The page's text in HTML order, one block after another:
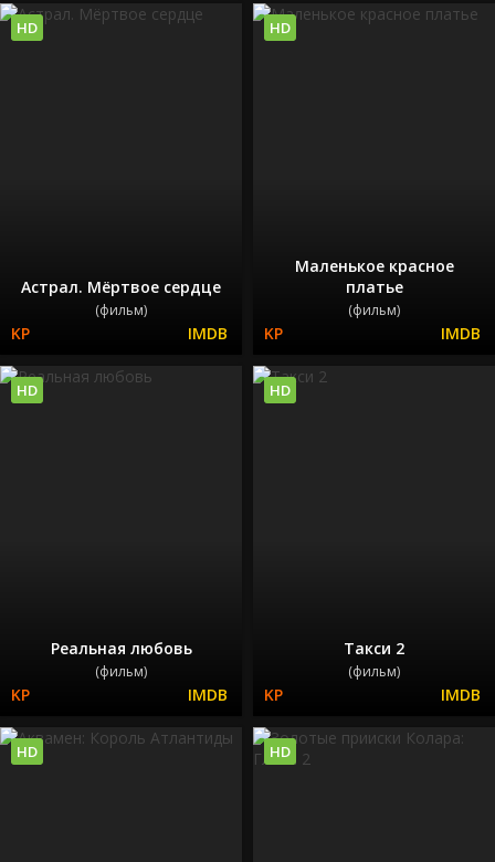
Астрал. Мёртвое сердце
(фильм)
HD
Маленькое красное
платье
(фильм)
HD
Реальная любовь
(фильм)
HD
Такси 2
(фильм)
HD
HD HD